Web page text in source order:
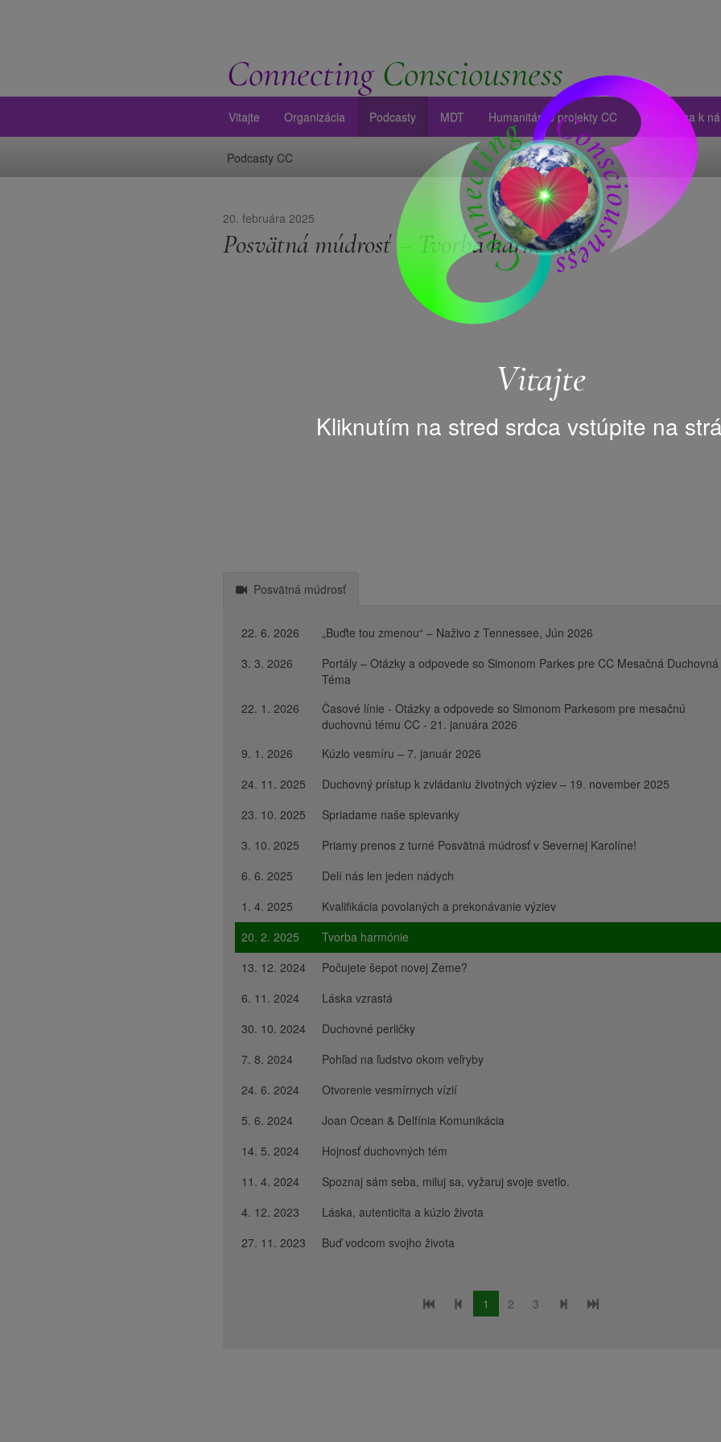
Vitajte
Kliknutím na stred srdca vstúpite na
Connecting Consciousness
Vitajte Organizácia Podcasty MDT Humanitárne projekty CC Pridajte sa k
Podcasty CC
20. februára 2025
Posvätná múdrosť – Tvorba harmónie
Posvätná múdrosť
22. 6. 2026
„Buďte tou zmenou“ – Naživo z Tennessee, Jún 2026
3. 3. 2026
Portály – Otázky a odpovede so Simonom Parkes pre CC Mesačná Duchovná
Téma
22. 1. 2026
Časové línie - Otázky a odpovede so Simonom Parkesom pre mesačnú
duchovnú tému CC - 21. januára 2026
9. 1. 2026
Kúzlo vesmíru – 7. január 2026
24. 11. 2025
Duchovný prístup k zvládaniu životných výziev – 19. november 2025
23. 10. 2025
Spriadame naše spievanky
3. 10. 2025
Priamy prenos z turné Posvätná múdrosť v Severnej Karolíne!
6. 6. 2025
Delí nás len jeden nádych
1. 4. 2025
Kvalifikácia povolaných a prekonávanie výziev
20. 2. 2025
Tvorba harmónie
13. 12. 2024
Počujete šepot novej Zeme?
6. 11. 2024
Láska vzrastá
30. 10. 2024
Duchovné perličky
7. 8. 2024
Pohľad na ľudstvo okom veľryby
24. 6. 2024
Otvorenie vesmírnych vízií
5. 6. 2024
Joan Ocean & Delfínia Komunikácia
14. 5. 2024
Hojnosť duchovných tém
11. 4. 2024
Spoznaj sám seba, miluj sa, vyžaruj svoje svetlo.
4. 12. 2023
Láska, autenticita a kúzlo života
27. 11. 2023
Buď vodcom svojho života
1 2 3